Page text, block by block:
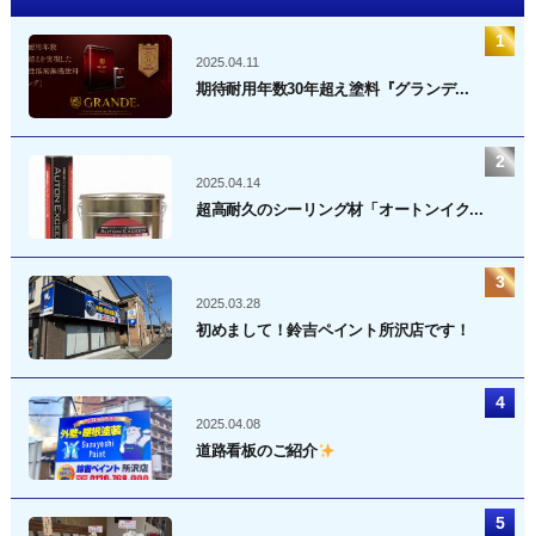
2025.04.11
期待耐用年数30年超え塗料『グランデ...
2025.04.14
超高耐久のシーリング材「オートンイク...
2025.03.28
初めまして！鈴吉ペイント所沢店です！
2025.04.08
道路看板のご紹介